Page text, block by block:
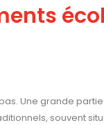
Une grande
souvent